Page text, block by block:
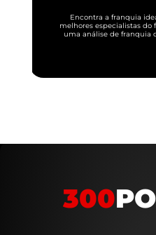
Encontra a franquia
melhores especialistas
uma análise de franquia
300